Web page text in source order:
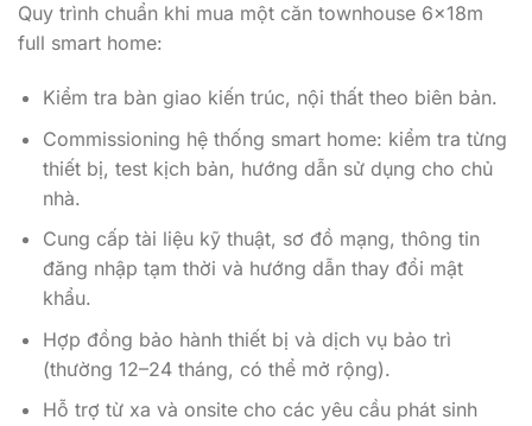
Quy trình chuẩn khi mua một căn townhouse 6x18m
full smart home:
Kiểm tra bàn giao kiến trúc, nội thất theo biên bản.
Commissioning hệ thống smart home: kiểm tra từng
thiết bị, test kịch bản, hướng dẫn sử dụng cho chủ
nhà.
Cung cấp tài liệu kỹ thuật, sơ đồ mạng, thông tin
đăng nhập tạm thời và hướng dẫn thay đổi mật
khẩu.
Hợp đồng bảo hành thiết bị và dịch vụ bảo trì
(thường 12–24 tháng, có thể mở rộng).
Hỗ trợ từ xa và onsite cho các yêu cầu phát sinh